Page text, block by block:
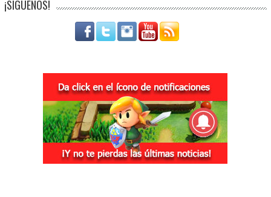
¡SÍGUENOS!